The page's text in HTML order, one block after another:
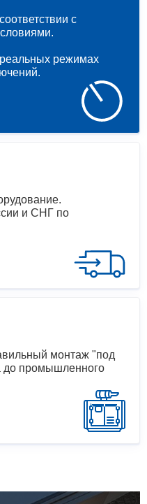
и СНГ по
монтаж "под
до промышленного
с
режимах